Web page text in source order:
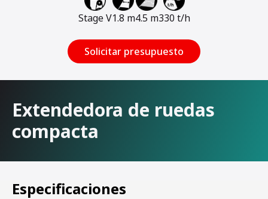
Stage V1.8 m4.5 m330 t/h
Solicitar presupuesto
Extendedora de ruedas
compacta
Especificaciones